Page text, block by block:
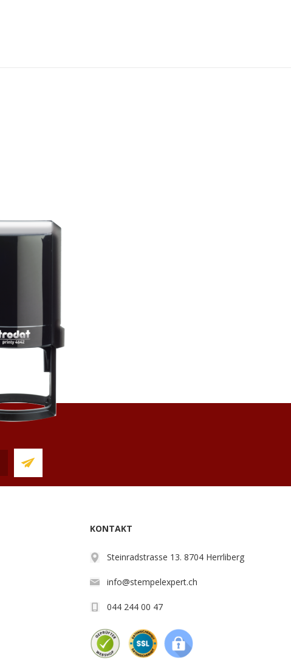
KONTAKT
Steinradstrasse 13. 8704 Herrliberg
info@stempelexpert.ch
044 244 00 47